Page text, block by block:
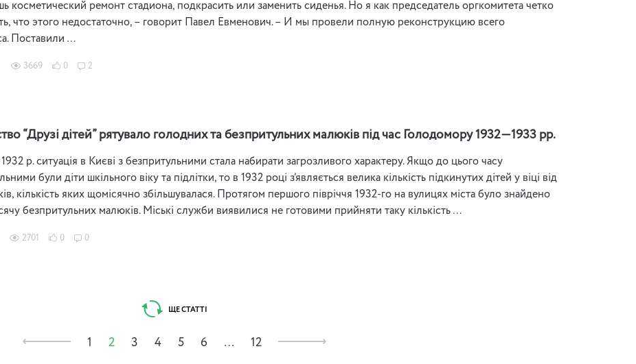
косметический ремонт стадиона, подкрасить или заменить сиденья. Но я как председатель оргкомитета четко
что этого недостаточно, – говорит Павел Евменович. – И мы провели полную реконструкцию всего
Поставили …
3669 0 2
“Друзі дітей” рятувало голодних та безпритульних малюків під час Голодомору 1932—1933 рр.
р. ситуація в Києві з безпритульними стала набирати загрозливого характеру. Якщо до цього часу
були діти шкільного віку та підлітки, то в 1932 році з’являється велика кількість підкинутих дітей у віці від
кількість яких щомісячно збільшувалася. Протягом першого півріччя 1932-го на вулицях міста було знайдено
безпритульних малюків. Міські служби виявилися не готовими прийняти таку кількість …
2701 0 0
ЩЕ СТАТТІ
1 2 3 4 5 6 … 12